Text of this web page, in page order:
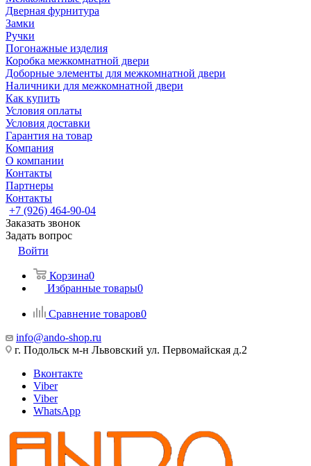
Дверная фурнитура
Замки
Ручки
Погонажные изделия
Коробка межкомнатной двери
Доборные элементы для межкомнатной двери
Наличники для межкомнатной двери
Как купить
Условия оплаты
Условия доставки
Гарантия на товар
Компания
О компании
Контакты
Партнеры
Контакты
+7 (926) 464-90-04
Заказать звонок
Задать вопрос
Войти
Корзина0
Избранные товары0
Сравнение товаров0
info@ando-shop.ru
г. Подольск м-н Львовский ул. Первомайская д.2
Вконтакте
Viber
Viber
WhatsApp